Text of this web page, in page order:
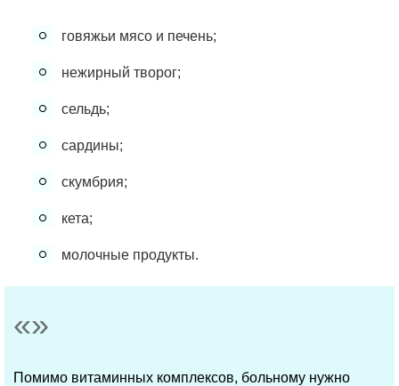
говяжьи мясо и печень;
нежирный творог;
сельдь;
сардины;
скумбрия;
кета;
молочные продукты.
Помимо витаминных комплексов, больному нужно